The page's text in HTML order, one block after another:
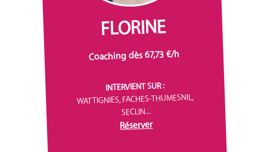
FLORINE
Coaching dès 67,73 €/h
INTERVIENT SUR :
WATTIGNIES, FACHES-THUMESNIL,
SECLIN...
Réserver